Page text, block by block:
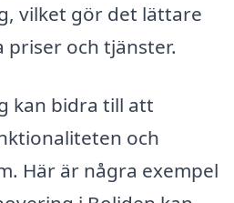
vilket gör det lättare
och tjänster.
kan bidra till att
och
Här är några exempel